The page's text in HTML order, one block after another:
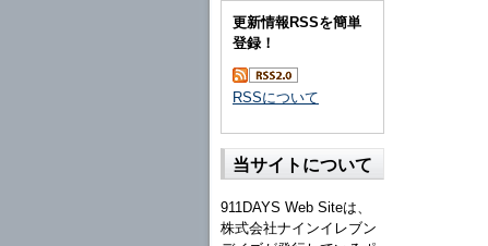
更新情報RSSを簡単
登録！
RSSについて
当サイトについて
911DAYS Web Siteは、
株式会社ナインイレブン